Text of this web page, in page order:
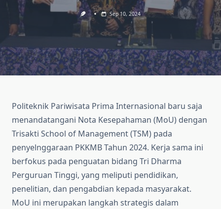
Sep 10, 2024
Politeknik Pariwisata Prima Internasional baru saja
menandatangani Nota Kesepahaman (MoU) dengan
Trisakti School of Management (TSM) pada
penyelnggaraan PKKMB Tahun 2024. Kerja sama ini
berfokus pada penguatan bidang Tri Dharma
Perguruan Tinggi, yang meliputi pendidikan,
penelitian, dan pengabdian kepada masyarakat.
MoU ini merupakan langkah strategis dalam